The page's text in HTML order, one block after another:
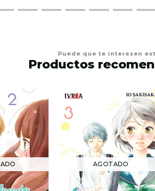
Puede que te interesen
Productos
AGOTADO